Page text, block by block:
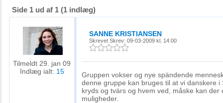
Side 1 ud af 1 (1 indlæg)
Tilmeldt 29. jan 09
Indlæg ialt: 15
SANNE KRISTIANSEN
Skrevet Skrev: 09-03-2009 kl. 14:00
Gruppen vokser og nye spändende
denne gruppe kan bruges til at vi danskere
kryds og tvärs og hvem ved, måske kan der
muligheder.